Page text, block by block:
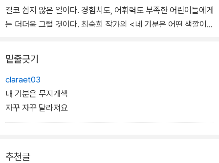
결코 쉽지 않은 일이다. 경험치도, 어휘력도 부족한 어린이들에게
는 더더욱 그럴 것이다. 최숙희 작가의 <네 기분은 어떤 색깔이
“지금 네 기분은 어떤 색깔이니?” 좀처럼 설명하기 힘든 감정을
색깔로 표현해 보라고 제안하는 것이다. 나아가 긍정적인 것이든
부정적인 것이든 너를 스쳐 가는 모든 감정이 네 내면을 채우는
소중한 색깔이라고 말해준다. 내면을 채우는 색이 다양하고 풍부
할수록 더 눈부신 내일을 꽃피울 수 있을 것이라고 말이다.
밑줄긋기
claraet03
내 기분은 무지개색
자꾸 자꾸 달라져요
추천글